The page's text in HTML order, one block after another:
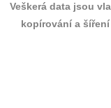
Veškerá data jsou
kopírování a